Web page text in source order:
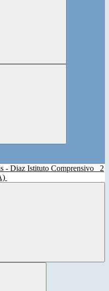
Istituto Comprensivo
2